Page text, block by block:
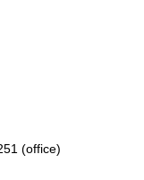
(office)